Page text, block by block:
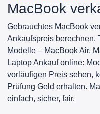
MacBook
Gebrauchtes MacBook
Ankaufspreis berechnen.
Modelle – MacBook Air,
Laptop Ankauf online:
vorläufigen Preis sehen,
Prüfung Geld erhalten.
einfach, sicher, fair.